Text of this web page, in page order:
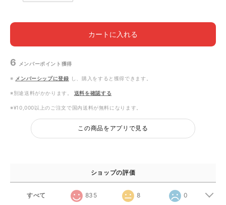
カートに入れる
6 メンバーポイント 獲得
※ メンバーシップに登録 し、購入をすると獲得できます。
※別途送料がかかります。 送料を確認する
※¥10,000以上のご注文で国内送料が無料になります。
この商品をアプリで見る
ショップの評価
すべて 835 8 0